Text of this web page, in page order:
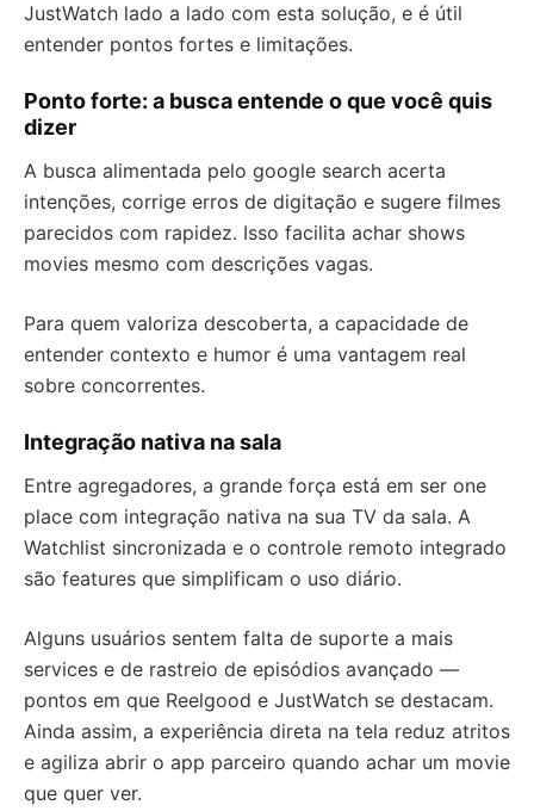
JustWatch lado a lado com esta solução, e é útil
entender pontos fortes e limitações.
Ponto forte: a busca entende o que você quis
dizer
A busca alimentada pelo google search acerta
intenções, corrige erros de digitação e sugere filmes
parecidos com rapidez. Isso facilita achar shows
movies mesmo com descrições vagas.
Para quem valoriza descoberta, a capacidade de
entender contexto e humor é uma vantagem real
sobre concorrentes.
Integração nativa na sala
Entre agregadores, a grande força está em ser one
place com integração nativa na sua TV da sala. A
Watchlist sincronizada e o controle remoto integrado
são features que simplificam o uso diário.
Alguns usuários sentem falta de suporte a mais
services e de rastreio de episódios avançado —
pontos em que Reelgood e JustWatch se destacam.
Ainda assim, a experiência direta na tela reduz atritos
e agiliza abrir o app parceiro quando achar um movie
que quer ver.